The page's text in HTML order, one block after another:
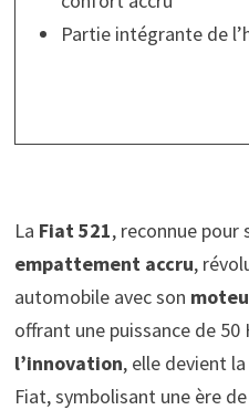
Partie intégrante de
La Fiat 521, reconnue pour
empattement accru,
automobile avec son
offrant une puissance de 50
l’innovation, elle devient
Fiat, symbolisant une ère